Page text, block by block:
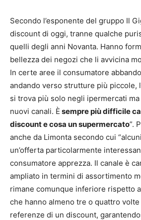
Secondo l’esponente del gruppo Il
discount di oggi, tranne qualche
quelli degli anni Novanta. Hanno
bellezza dei negozi che li avvicina
In certe aree il consumatore
andando verso strutture più piccole,
si trova più solo negli ipermercati
nuovi canali. È sempre più difficile
discount e cosa un supermercato”.
anche da Limonta secondo cui
un’offerta particolarmente
consumatore apprezza. Il canale è
ampliato in termini di assortimento
rimane comunque inferiore rispetto
che hanno almeno tre o quattro
referenze di un discount,